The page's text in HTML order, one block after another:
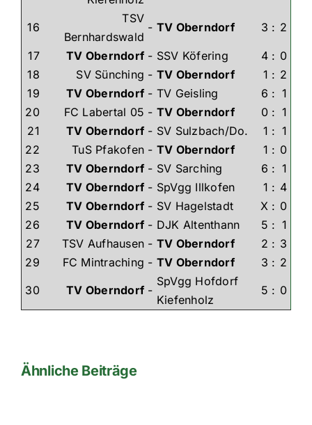
16
TSV
Bernhardswald
- TV Oberndorf 3 : 2
17 TV Oberndorf - SSV Köfering 4 : 0
18
SV Sünching - TV Oberndorf 1 : 2
19
TV Oberndorf - TV Geisling 6 : 1
20
FC Labertal 05 - TV Oberndorf 0 : 1
21
TV Oberndorf - SV Sulzbach/Do. 1 : 1
22
TuS Pfakofen - TV Oberndorf 1 : 0
23
TV Oberndorf - SV Sarching 6 : 1
24
TV Oberndorf - SpVgg Illkofen 1 : 4
25
TV Oberndorf - SV Hagelstadt X : 0
26
TV Oberndorf - DJK Altenthann 5 : 1
27
TSV Aufhausen - TV Oberndorf 2 : 3
29
FC Mintraching - TV Oberndorf 3 : 2
30
TV Oberndorf -
SpVgg Hofdorf
Kiefenholz
5 : 0
Ähnliche Beiträge